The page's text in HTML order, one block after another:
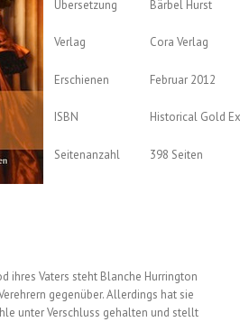
Übersetzung Bärbel Hurst
Verlag Cora Verlag
Erschienen Februar 2012
ISBN Historical Gold
Seitenanzahl 398 Seiten
ihres Vaters steht Blanche Hurrington
gegenüber. Allerdings hat sie
unter Verschluss gehalten und stellt